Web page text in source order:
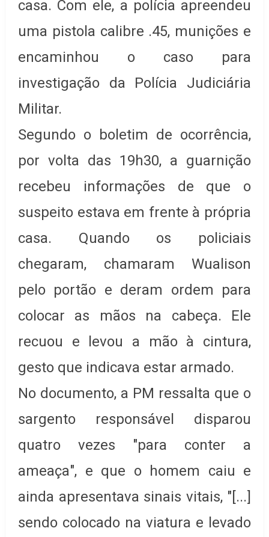
casa. Com ele, a polícia apreendeu
uma pistola calibre .45, munições e
encaminhou o caso para
investigação da Polícia Judiciária
Militar.
Segundo o boletim de ocorrência,
por volta das 19h30, a guarnição
recebeu informações de que o
suspeito estava em frente à própria
casa. Quando os policiais
chegaram, chamaram Wualison
pelo portão e deram ordem para
colocar as mãos na cabeça. Ele
recuou e levou a mão à cintura,
gesto que indicava estar armado.
No documento, a PM ressalta que o
sargento responsável disparou
quatro vezes "para conter a
ameaça", e que o homem caiu e
ainda apresentava sinais vitais, "[...]
sendo colocado na viatura e levado